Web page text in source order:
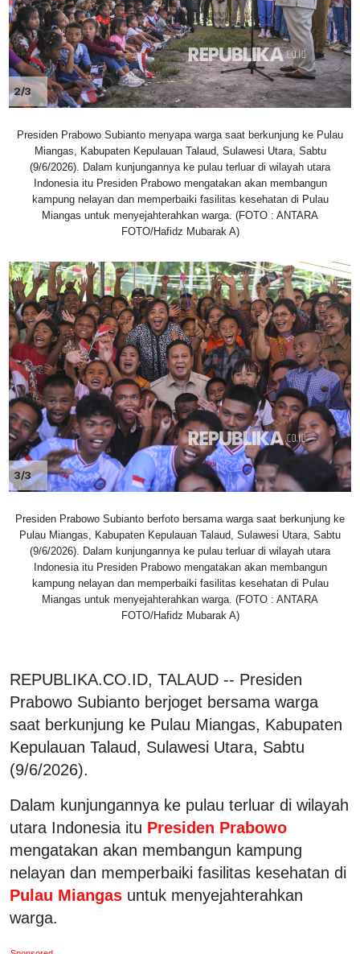
2/3
Presiden Prabowo Subianto menyapa warga saat berkunjung ke Pulau
Miangas, Kabupaten Kepulauan Talaud, Sulawesi Utara, Sabtu
(9/6/2026). Dalam kunjungannya ke pulau terluar di wilayah utara
Indonesia itu Presiden Prabowo mengatakan akan membangun
kampung nelayan dan memperbaiki fasilitas kesehatan di Pulau
Miangas untuk menyejahterahkan warga. (FOTO : ANTARA
FOTO/Hafidz Mubarak A)
3/3
Presiden Prabowo Subianto berfoto bersama warga saat berkunjung ke
Pulau Miangas, Kabupaten Kepulauan Talaud, Sulawesi Utara, Sabtu
(9/6/2026). Dalam kunjungannya ke pulau terluar di wilayah utara
Indonesia itu Presiden Prabowo mengatakan akan membangun
kampung nelayan dan memperbaiki fasilitas kesehatan di Pulau
Miangas untuk menyejahterahkan warga. (FOTO : ANTARA
FOTO/Hafidz Mubarak A)
REPUBLIKA.CO.ID, TALAUD -- Presiden
Prabowo Subianto berjoget bersama warga
saat berkunjung ke Pulau Miangas, Kabupaten
Kepulauan Talaud, Sulawesi Utara, Sabtu
(9/6/2026).
Dalam kunjungannya ke pulau terluar di wilayah
utara Indonesia itu Presiden Prabowo
mengatakan akan membangun kampung
nelayan dan memperbaiki fasilitas kesehatan di
Pulau Miangas untuk menyejahterahkan
warga.